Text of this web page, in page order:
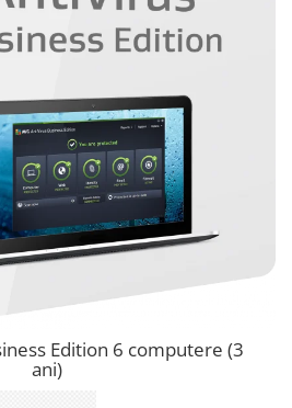
Edition 6 computere (3
ani)